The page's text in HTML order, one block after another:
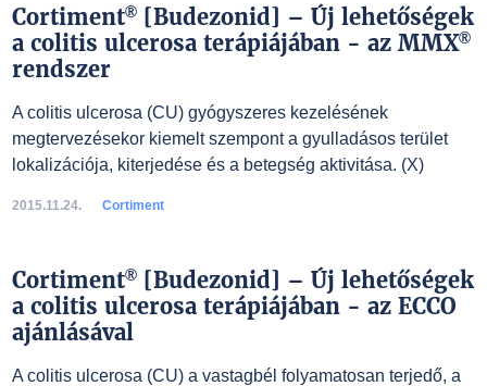
Cortiment®[Budezonid] – Új lehetőségek
a colitis ulcerosa terápiájában - az MMX®
rendszer
A colitis ulcerosa (CU) gyógyszeres kezelésének
megtervezésekor kiemelt szempont a gyulladásos terület
lokalizációja, kiterjedése és a betegség aktivitása. (X)
2015.11.24. Cortiment
Cortiment®[Budezonid] – Új lehetőségek
a colitis ulcerosa terápiájában - az ECCO
ajánlásával
A colitis ulcerosa (CU) a vastagbél folyamatosan terjedő, a